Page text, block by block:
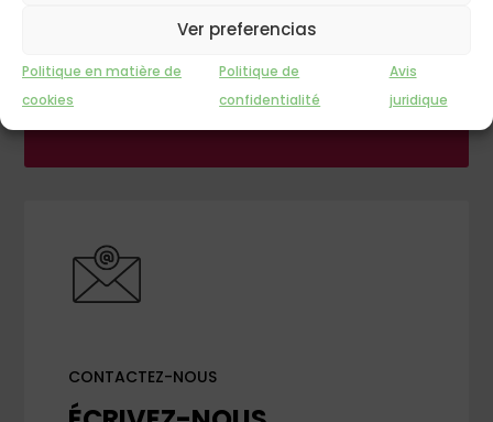
Ver preferencias
Politique en matière de
cookies
Politique de
confidentialité
Avis
juridique
L'INNOVATION AU
REPOS !
CONTACTEZ-NOUS